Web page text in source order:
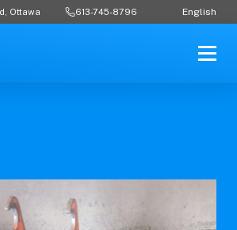
Ottawa 613-745-8796 English